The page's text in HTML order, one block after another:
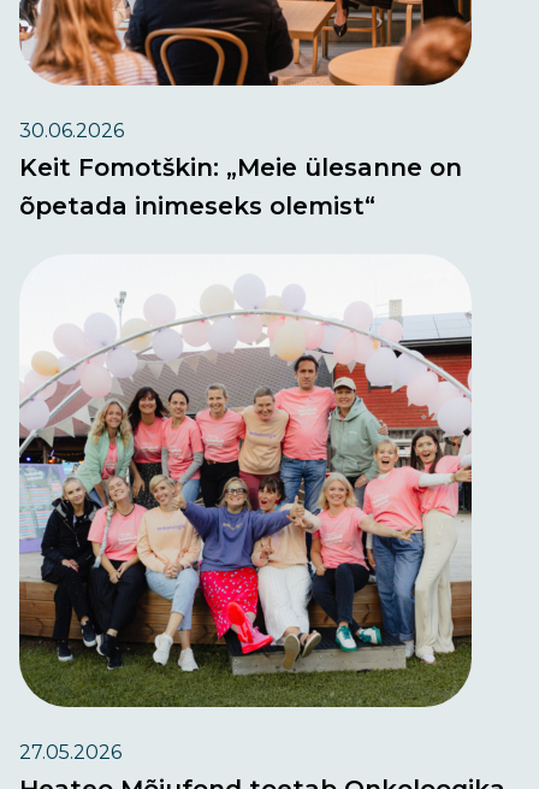
30.06.2026
Keit Fomotškin: „Meie ülesanne on
õpetada inimeseks olemist“
27.05.2026